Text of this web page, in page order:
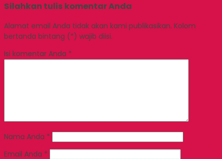
Silahkan tulis komentar Anda
Alamat email Anda tidak akan kami publikasikan. Kolom
bertanda bintang (*) wajib diisi.
Isi komentar Anda *
Nama Anda *
Email Anda *